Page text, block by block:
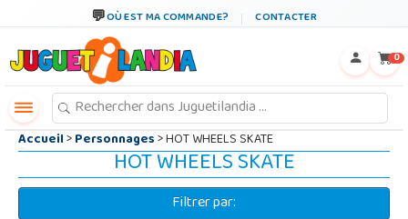
OÙ EST MA COMMANDE? CONTACTER
0
Accueil>Personnages> HOT WHEELS SKATE
HOT WHEELS SKATE
Filtrer par: